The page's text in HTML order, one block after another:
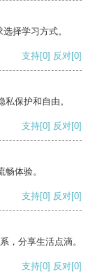
择学习方式。
支持[0] 反对[0]
保护和自由。
支持[0] 反对[0]
体验。
支持[0] 反对[0]
，分享生活点滴。
支持[0] 反对[0]